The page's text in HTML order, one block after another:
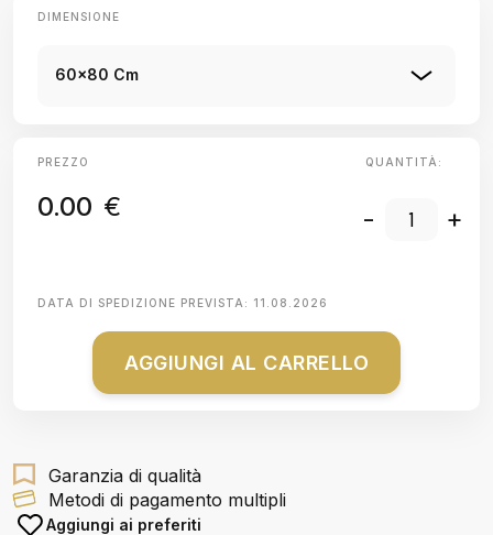
DIMENSIONE
60x80 Cm
PREZZO
0.00 €
QUANTITÀ:
- +
DATA DI SPEDIZIONE PREVISTA: 11.08.2026
AGGIUNGI AL CARRELLO
Garanzia di qualità
Metodi di pagamento multipli
Aggiungi ai preferiti